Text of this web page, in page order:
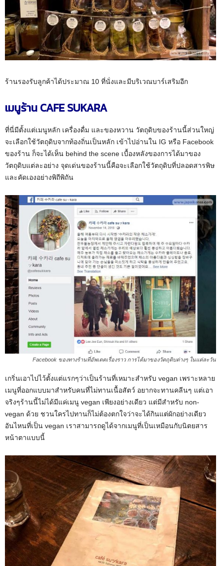
ร้านรองรับลูกค้าได้ประมาณ 10 ที่นั่งและมีบริเวณบาร์เสริมอีก
เมนูร้าน CAFE SUKARA
ที่นี่มีตั้งแต่เมนูหลัก เครื่องดื่ม และของหวาน วัตถุดิบของร้านนี้ส่วนใหญ่
จะเลือกใช้วัตถุดิบจากท้องถิ่นเป็นหลัก เข้าไปอ่านใน IG หรือ Facebook
ของร้าน ก็จะได้เห็น behind the scene เบื้องหลังของการได้มาของ
วัตถุดิบแต่ละอย่าง จุดเด่นของร้านนี้คือจะเลือกใช้วัตถุดิบที่ปลอดสารพิษ
และคัดเองอย่างพิถีพิถัน
Facebook ของทางร้านที่อัพเดตเรื่องราว การได้มาของวัตถุดิบต่างๆ ในแต่ละวัน
เกริ่นเอาไปไว้ตั้งแต่แรกๆว่าเป็นร้านที่เหมาะสำหรับ vegan เพราะหลาย
เมนูที่ออกแบบมาสำหรับคนที่ไม่ทานเนื้อสัตว์ อยากจะทานคลีนๆ แต่เอา
จริงๆร้านนี้ไม่ได้มีแค่เมนู vegan เพียงอย่างเดียว แต่มีสำหรับ non-
vegan ด้วย ชวนใครไปทานก็ไม่ต้องตกใจว่าจะได้กินแต่ผักอย่างเดียว
อันไหนที่เป็น vegan เราสามารถดูได้จากเมนูที่เป็นเหมือนกับนิตยสาร
หน้าตาแบบนี้